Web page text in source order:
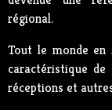
régional.
Tout le monde en
caractéristique de
réceptions et